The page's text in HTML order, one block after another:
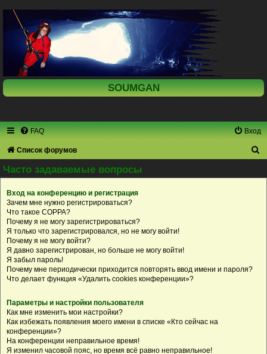
SOUMGAN
FAQ Вход
Список форумов
и
Часто задаваемые вопросы
Вход на конференцию и регистрация
Зачем мне нужно регистрироваться?
Что такое COPPA?
Почему я не могу зарегистрироваться?
Я только что зарегистрировался, но не могу войти!
Почему я не могу войти?
Я давно зарегистрирован, но больше не могу войти!
Я забыл пароль!
Почему мне периодически приходится повторять ввод имени и пароля?
Что делает функция «Удалить cookies конференции»?
Параметры и настройки пользователя
Как мне изменить мои настройки?
Как избежать появления моего имени в списке «Кто сейчас на
конференции»?
На конференции неправильное время!
Я изменил часовой пояс, но время всё равно неправильное!